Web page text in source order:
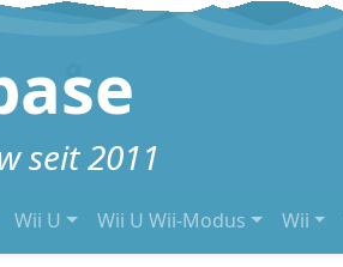
seit 2011
Wii U Wii U Wii-Modus Wii